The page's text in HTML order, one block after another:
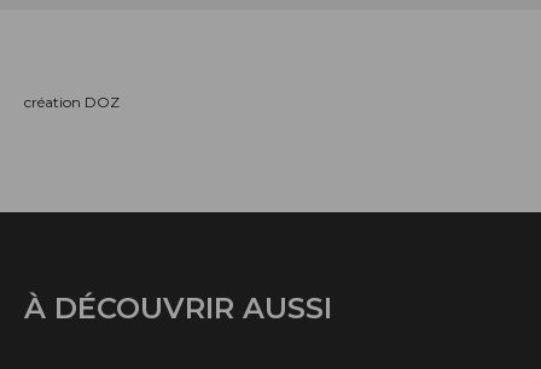
création DOZ
À DÉCOUVRIR AUSSI